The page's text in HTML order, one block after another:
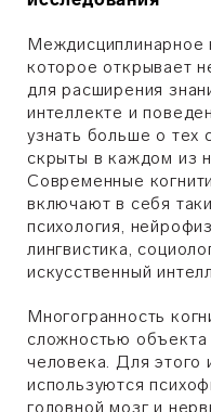
Междисциплинарное
которое открывает
для расширения
интеллекте и
узнать больше о тех
скрыты в каждом из
Современные
включают в себя
психология,
лингвистика,
искусственный
Многогранность
сложностью
человека. Для этого
используются
головной мозг и